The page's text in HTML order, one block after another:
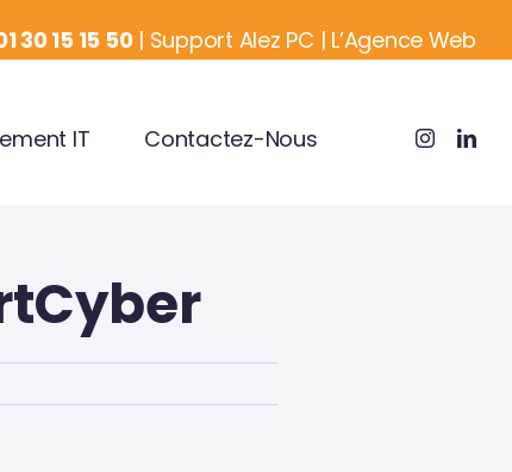
30 15 15 50 | Support Alez PC | L’Agence Web
IT Contactez-Nous